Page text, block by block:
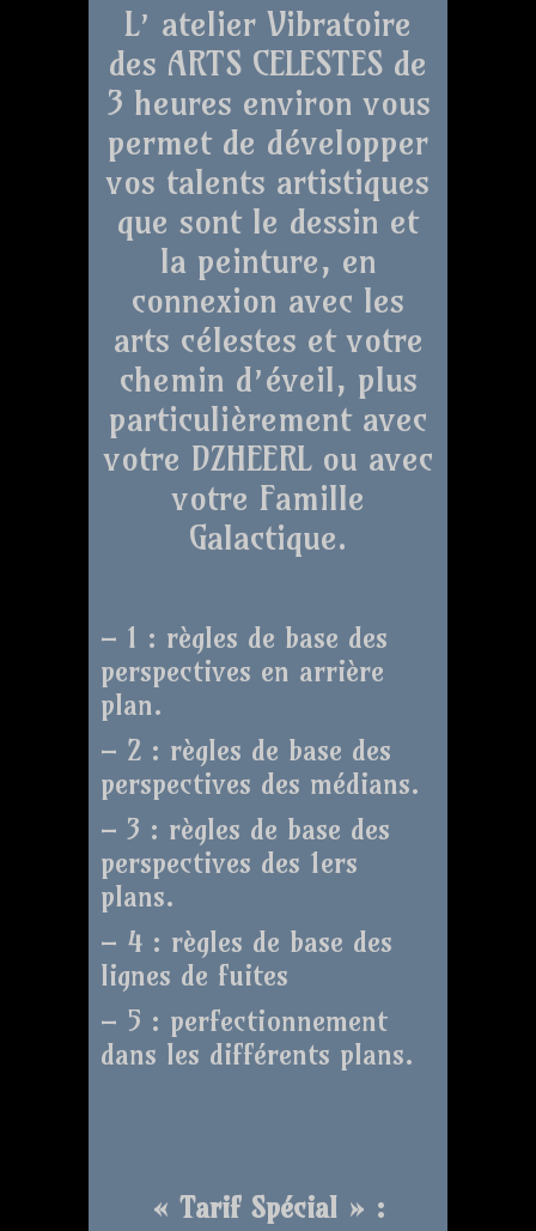
L’ atelier Vibratoire
des ARTS CELESTES de
3 heures environ vous
permet de développer
vos talents artistiques
que sont le dessin et
la peinture, en
connexion avec les
arts célestes et votre
chemin d’éveil, plus
particulièrement avec
votre DZHEERL ou avec
votre Famille
Galactique.
– 1 : règles de base des
perspectives en arrière
plan.
– 2 : règles de base des
perspectives des médians.
– 3 : règles de base des
perspectives des 1ers
plans.
– 4 : règles de base des
lignes de fuites
– 5 : perfectionnement
dans les différents plans.
« Tarif Spécial » :